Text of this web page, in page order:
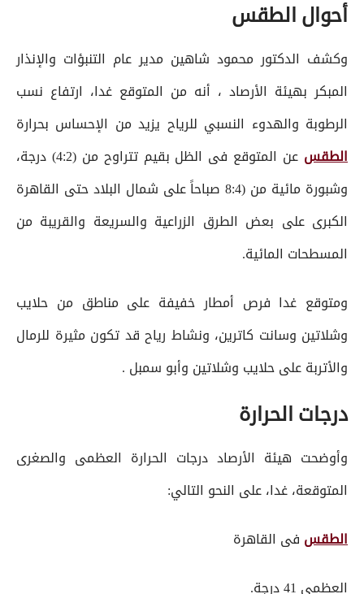
أحوال الطقس
وكشف الدكتور محمود شاهين مدير عام التنبؤات والإنذار
المبكر بهيئة الأرصاد ، أنه من المتوقع غدا، ارتفاع نسب
الرطوبة والهدوء النسبي للرياح يزيد من الإحساس بحرارة
الطقس
عن المتوقع فى الظل بقيم تتراوح من (4:2) درجة،
وشبورة مائية من (8:4 صباحاً على شمال البلاد حتى القاهرة
الكبرى على بعض الطرق الزراعية والسريعة والقريبة من
المسطحات المائية.
ومتوقع غدا فرص أمطار خفيفة على مناطق من حلايب
وشلاتين وسانت كاترين، ونشاط رياح قد تكون مثيرة للرمال
والأتربة على حلايب وشلاتين وأبو سمبل .
درجات الحرارة
وأوضحت هيئة الأرصاد درجات الحرارة العظمى والصغرى
المتوقعة، غدا، على النحو التالي:
الطقس فى القاهرة
العظمى 41 درجة.